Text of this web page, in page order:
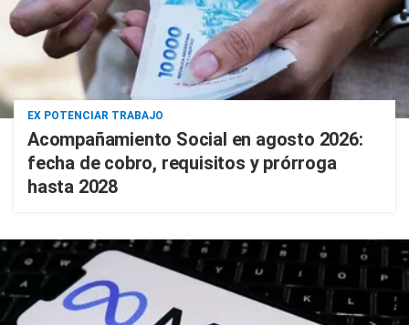
EX POTENCIAR TRABAJO
Acompañamiento Social en agosto 2026:
fecha de cobro, requisitos y prórroga
hasta 2028